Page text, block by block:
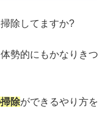
除してますか?
勢的にもかなりきつ
除ができるやり方を